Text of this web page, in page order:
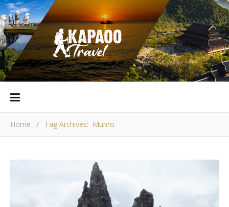
Home / Tag Archives: Munro